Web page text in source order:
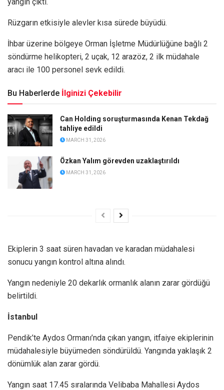
Rüzgarın etkisiyle alevler kısa sürede büyüdü.
İhbar üzerine bölgeye Orman İşletme Müdürlüğüne bağlı 2
söndürme helikopteri, 2 uçak, 12 arazöz, 2 ilk müdahale
aracı ile 100 personel sevk edildi.
Bu Haberlerde İlginizi Çekebilir
Can Holding soruşturmasında Kenan Tekdağ
tahliye edildi
MARCH 31, 2026
Özkan Yalım görevden uzaklaştırıldı
MARCH 31, 2026
Ekiplerin 3 saat süren havadan ve karadan müdahalesi
sonucu yangın kontrol altına alındı.
Yangın nedeniyle 20 dekarlık ormanlık alanın zarar gördüğü
belirtildi.
İstanbul
Pendik’te Aydos Ormanı’nda çıkan yangın, itfaiye ekiplerinin
müdahalesiyle büyümeden söndürüldü. Yangında yaklaşık 2
dönümlük alan zarar gördü.
Yangın saat 17.45 sıralarında Velibaba Mahallesi Aydos